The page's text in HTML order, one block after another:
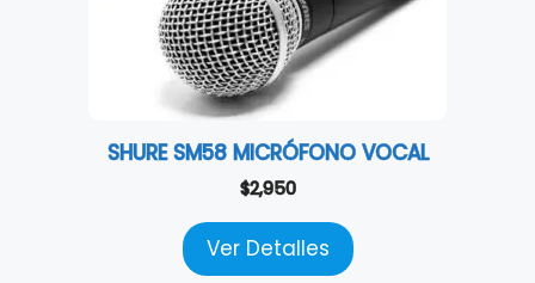
SHURE SM58 MICRÓFONO VOCAL
$2,950
Ver Detalles